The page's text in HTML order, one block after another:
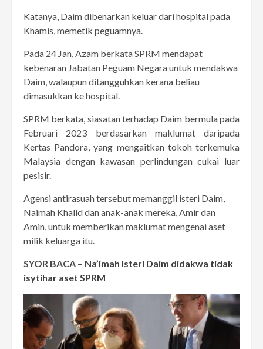
Katanya, Daim dibenarkan keluar dari hospital pada
Khamis, memetik peguamnya.
Pada 24 Jan, Azam berkata SPRM mendapat
kebenaran Jabatan Peguam Negara untuk mendakwa
Daim, walaupun ditangguhkan kerana beliau
dimasukkan ke hospital.
SPRM berkata, siasatan terhadap Daim bermula pada
Februari 2023 berdasarkan maklumat daripada
Kertas Pandora, yang mengaitkan tokoh terkemuka
Malaysia dengan kawasan perlindungan cukai luar
pesisir.
Agensi antirasuah tersebut memanggil isteri Daim,
Naimah Khalid dan anak-anak mereka, Amir dan
Amin, untuk memberikan maklumat mengenai aset
milik keluarga itu.
SYOR BACA – Na’imah Isteri Daim didakwa tidak
isytihar aset SPRM